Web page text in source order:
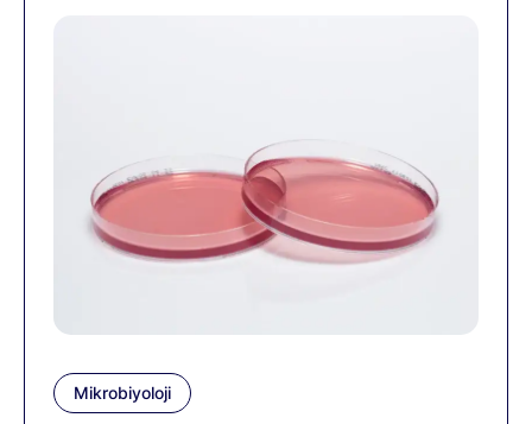
Mikrobiyoloji